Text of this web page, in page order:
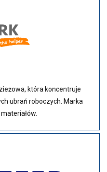
która koncentruje
ubrań roboczych. Marka